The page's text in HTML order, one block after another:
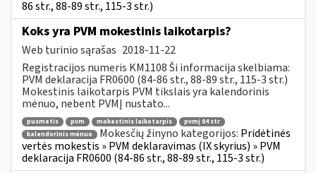
86 str., 88-89 str., 115-3 str.)
Koks yra PVM mokestinis laikotarpis?
Web turinio sąrašas 2018-11-22
Registracijos numeris KM1108 Ši informacija skelbiama:
PVM deklaracija FR0600 (84-86 str., 88-89 str., 115-3 str.)
Mokestinis laikotarpis PVM tikslais yra kalendorinis
mėnuo, nebent PVMĮ nustato...
pusmetis pvm mokestinis laikotarpis
pvmį 84 str
kalendorinis mėnuo
Mokesčių žinyno kategorijos: Pridėtinės
vertės mokestis » PVM deklaravimas (IX skyrius) » PVM
deklaracija FR0600 (84-86 str., 88-89 str., 115-3 str.)